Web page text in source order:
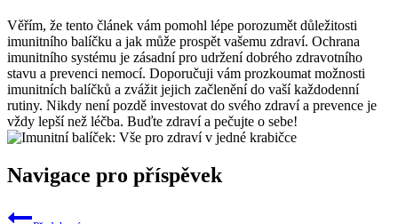
Věřím, že tento článek vám pomohl lépe porozumět⁤ důležitosti⁤
imunitního balíčku a jak může prospět vašemu zdraví. ‍Ochrana
imunitního systému je zásadní ⁤pro udržení dobrého zdravotního
stavu a prevenci nemocí.‌ Doporučuji vám prozkoumat možnosti
imunitních‍ balíčků a zvážit jejich začlenění do vaší každodenní
rutiny. Nikdy není pozdě investovat do svého⁣ zdraví a ‌prevence je
vždy lepší než⁢ léčba. Buďte zdraví a pečujte o sebe!
Navigace pro příspěvek